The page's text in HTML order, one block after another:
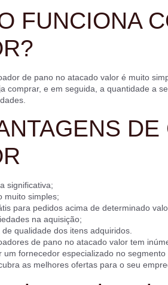
FUNCIONA
de pano no atacado valor é muito
comprar, e em seguida, a quantidade a
significativa;
muito simples;
para pedidos acima de determinado
na aquisição;
qualidade dos itens adquiridos.
de pano no atacado valor tem
um fornecedor especializado no
as melhores ofertas para o seu